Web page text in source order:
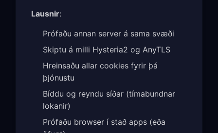
Lausnir:
Prófaðu annan server á sama svæði
Skiptu á milli Hysteria2 og AnyTLS
Hreinsaðu allar cookies fyrir þá
þjónustu
Bíddu og reyndu síðar (tímabundnar
lokanir)
Prófaðu browser í stað apps (eða